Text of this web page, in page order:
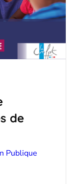
de
Publique